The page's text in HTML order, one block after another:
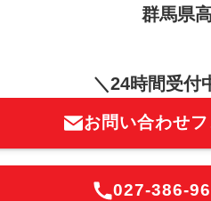
群馬県
＼24時間受付
お問い合わせ
027-386-